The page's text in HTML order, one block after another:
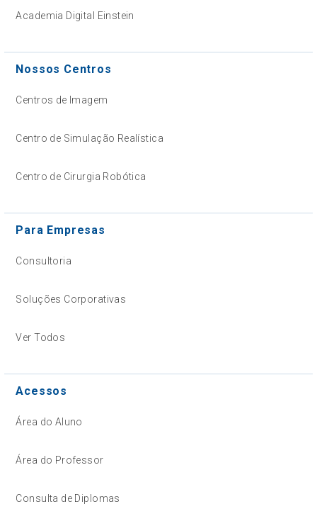
Academia Digital Einstein
Nossos Centros
Centros de Imagem
Centro de Simulação Realística
Centro de Cirurgia Robótica
Para Empresas
Consultoria
Soluções Corporativas
Ver Todos
Acessos
Área do Aluno
Área do Professor
Consulta de Diplomas